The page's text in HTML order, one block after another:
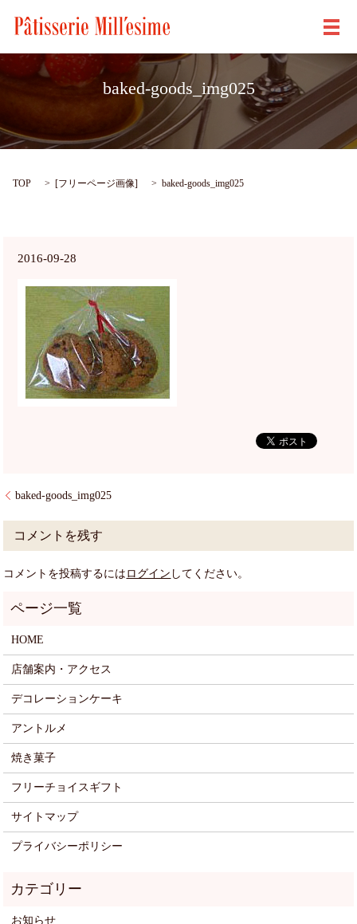
メ
baked-goods_img025
TOP [フリーページ画像] baked-goods_img025
2016-09-28
baked-goods_img025
コメントを残す
コメントを投稿するには ログイン してください。
HOME
店舗案内・アクセス
デコレーションケーキ
アントルメ
焼き菓子
フリーチョイスギフト
サイトマップ
プライバシーポリシー
お知らせ